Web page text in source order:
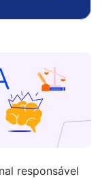
responsável